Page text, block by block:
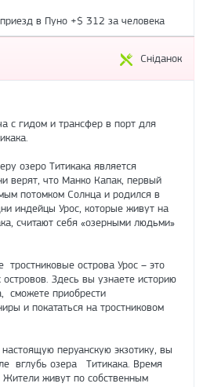
в Пуно +$ 312 за человека
Сніданок
с гидом и трансфер в порт для
озеро Титикака является
верят, что Манко Капак, первый
потомком Солнца и родился в
индейцы Урос, которые живут на
считают себя «озерными людьми»
тростниковые острова Урос – это
Здесь вы узнаете историю
сможете приобрести
и покататься на тростниковом
перуанскую экзотику, вы
вглубь озера Титикака. Время
Жители живут по собственным